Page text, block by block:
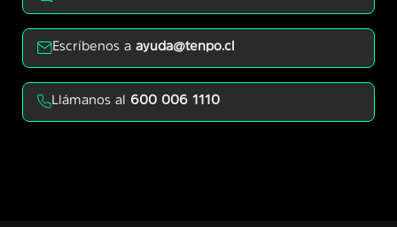
Escríbenos aayuda@tenpo.cl
Llámanos al 600 006 1110